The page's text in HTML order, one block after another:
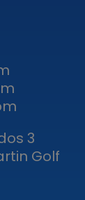
3
Golf